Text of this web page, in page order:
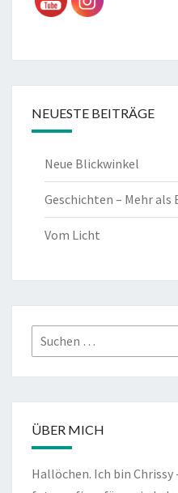
NEUESTE BEITRÄGE
Neue Blickwinkel
Geschichten – Mehr als
Vom Licht
Suchen
nach:
ÜBER MICH
Hallöchen. Ich bin Chrissy